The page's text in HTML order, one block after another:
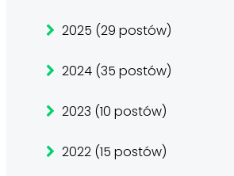
2025 (29 postów)
2024 (35 postów)
2023 (10 postów)
2022 (15 postów)